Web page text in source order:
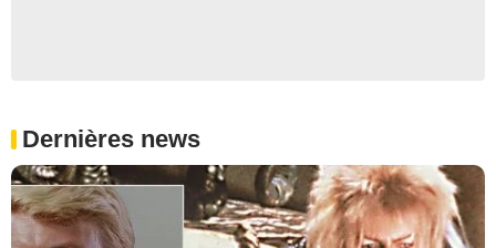
Dernières news